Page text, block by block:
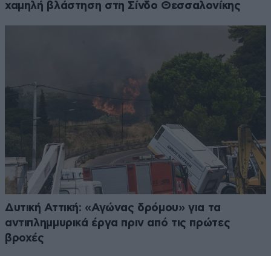
χαμηλή βλάστηση στη Σίνδο Θεσσαλονίκης
Δυτική Αττική: «Αγώνας δρόμου» για τα
αντιπλημμυρικά έργα πριν από τις πρώτες
βροχές